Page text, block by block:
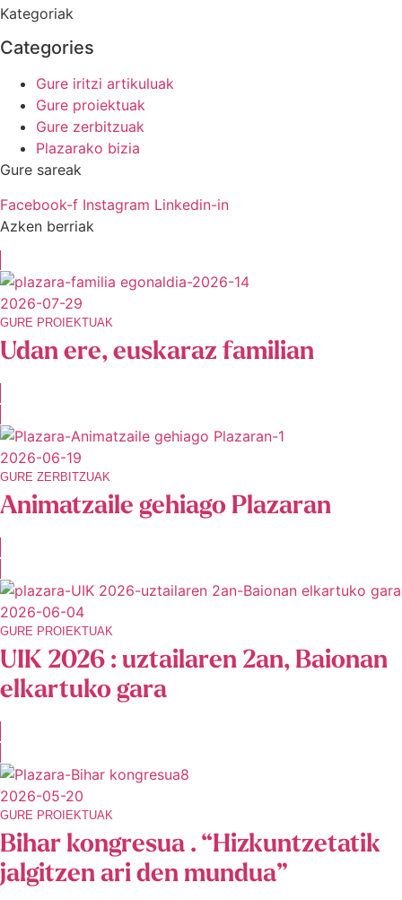
Kategoriak
Categories
Gure iritzi artikuluak
Gure proiektuak
Gure zerbitzuak
Plazarako bizia
Gure sareak
Facebook-f Instagram Linkedin-in
Azken berriak
2026-07-29
GURE PROIEKTUAK
Udan ere, euskaraz familian
2026-06-19
GURE ZERBITZUAK
Animatzaile gehiago Plazaran
2026-06-04
GURE PROIEKTUAK
UIK 2026 : uztailaren 2an, Baionan
elkartuko gara
2026-05-20
GURE PROIEKTUAK
Bihar kongresua . “Hizkuntzetatik
jalgitzen ari den mundua”